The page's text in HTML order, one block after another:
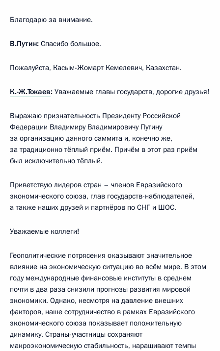
Благодарю за внимание.
В.Путин: Спасибо большое.
Пожалуйста, Касым-Жомарт Кемелевич, Казахстан.
К.-Ж.Токаев: Уважаемые главы государств, дорогие друзья!
Выражаю признательность Президенту Российской
Федерации Владимиру Владимировичу Путину
за организацию данного саммита и, конечно же,
за традиционно тёплый приём. Причём в этот раз приём
был исключительно тёплый.
Приветствую лидеров стран – членов Евразийского
экономического союза, глав государств-наблюдателей,
а также наших друзей и партнёров по СНГ и ШОС.
Уважаемые коллеги!
Геополитические потрясения оказывают значительное
влияние на экономическую ситуацию во всём мире. В этом
году международные финансовые институты в среднем
почти в два раза снизили прогнозы развития мировой
экономики. Однако, несмотря на давление внешних
факторов, наше сотрудничество в рамках Евразийского
экономического союза показывает положительную
динамику. Страны-участницы сохраняют
макроэкономическую стабильность, наращивают темпы